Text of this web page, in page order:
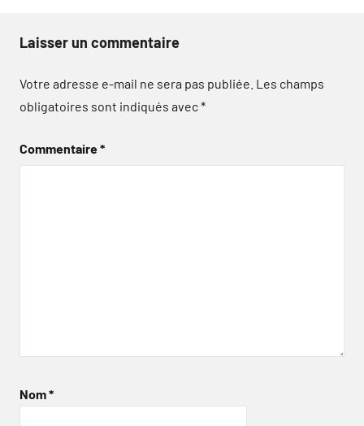
Laisser un commentaire
Votre adresse e-mail ne sera pas publiée. Les champs
obligatoires sont indiqués avec*
Commentaire*
Nom*